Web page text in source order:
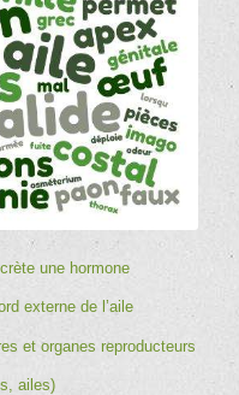
une hormone
externe de l’aile
et organes reproducteurs
ailes)